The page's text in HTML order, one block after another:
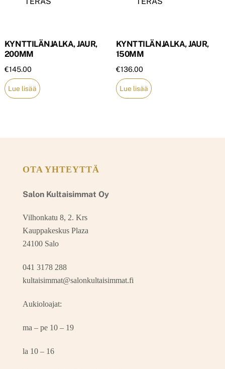
KYNTTILÄNJALKA, JAUR,
200MM
€145.00
Lue lisää
KYNTTILÄNJALKA, JAUR,
150MM
€136.00
Lue lisää
OTA YHTEYTTÄ
Salon Kultaisimmat Oy
Vilhonkatu 8, 2. Krs
Kauppakeskus Plaza
24100 Salo
041 3178 288
kultaisimmat@salonkultaisimmat.fi
Aukioloajat:
ma – pe 10 – 19
la 10 – 16